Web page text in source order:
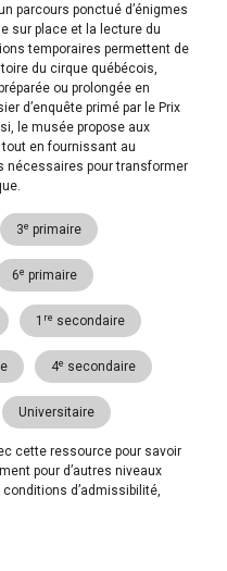
parcours ponctué d’énigmes
sur place et la lecture du
temporaires permettent de
du cirque québécois,
ou prolongée en
d’enquête primé par le Prix
le musée propose aux
en fournissant au
nécessaires pour transformer
3e primaire
6e primaire
1 re secondaire
4e secondaire
Universitaire
cette ressource pour savoir
pour d’autres niveaux
d’admissibilité,